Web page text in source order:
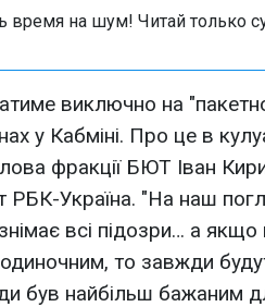
время на шум! Читай только
виключно на
у Кабміні. Про це в
фракції БЮТ Іван
РБК-Україна. "На наш
всі підозри… а
то завжди
був найбільш бажаним